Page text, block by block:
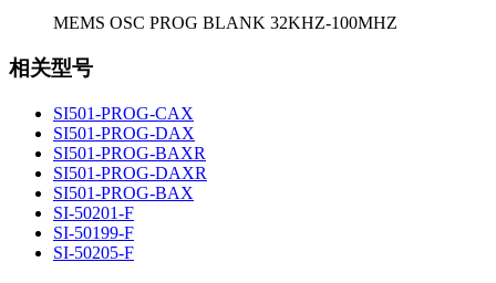
MEMS OSC PROG BLANK 32KHZ-100MHZ
相关型号
SI501-PROG-CAX
SI501-PROG-DAX
SI501-PROG-BAXR
SI501-PROG-DAXR
SI501-PROG-BAX
SI-50201-F
SI-50199-F
SI-50205-F